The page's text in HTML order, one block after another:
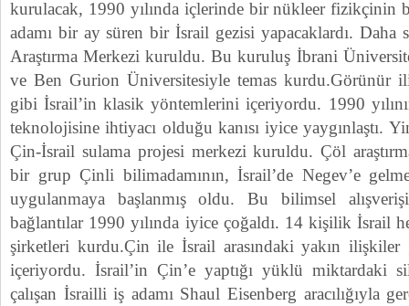
kurulacak, 1990 yılında içlerinde bir nükleer
adamı bir ay süren bir İsrail gezisi yapacaklardı. Daha
Araştırma Merkezi kuruldu. Bu kuruluş İbrani
ve Ben Gurion Üniversitesiyle temas kurdu.Görünür
gibi İsrail’in klasik yöntemlerini içeriyordu. 1990
teknolojisine ihtiyacı olduğu kanısı iyice yaygınlaştı.
Çin-İsrail sulama projesi merkezi kuruldu. Çöl
bir grup Çinli bilimadamının, İsrail’de Negev’e
uygulanmaya başlanmış oldu. Bu bilimsel
bağlantılar 1990 yılında iyice çoğaldı. 14 kişilik İsrail
şirketleri kurdu.Çin ile İsrail arasındaki yakın ilişkiler
içeriyordu. İsrail’in Çin’e yaptığı yüklü miktardaki
çalışan İsrailli iş adamı Shaul Eisenberg aracılığıyla